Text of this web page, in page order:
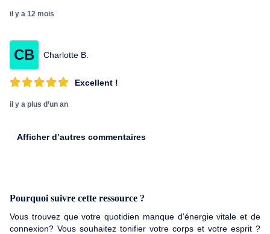
il y a 12 mois
CB Charlotte B.
Excellent !
il y a plus d’un an
Afficher d’autres commentaires
Pourquoi suivre cette ressource ?
Vous trouvez que votre quotidien manque d'énergie vitale et de
connexion? Vous souhaitez tonifier votre corps et votre esprit ?